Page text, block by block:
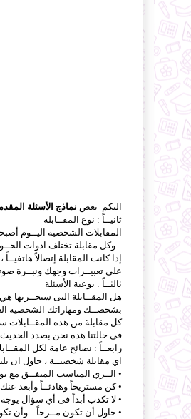
اليكم بعض نماذج الأسئلة
ثانيــاً : نوع المقــابلة
المقابلات الشخصية اليــوم
.. وكل مقابلة تختلف ادوات
إذا كانت المقابلة إتصالاً
على تعبيــرات وجهك ونبــرة
ثالثــاً : نوعية الأسئلة
هل المقــابلة التى ستجــريها
بشخصــك ومهاراتك الشخصية
كل مقابلة من هذه المقــابلات
في حالتنا هذه نحن بصدد الحديث
رابعــاً : نصائح عامة لكل
اي مقابلة شخصيــة ، حاول ان
• الــزي المناسب المتفــق مع
• كن مستريحاً وهادئــاً وأبعد
• لا تكذب أبداً فى أي سؤال يوجه
• حاول أن تكون مــرحاً .. وأن